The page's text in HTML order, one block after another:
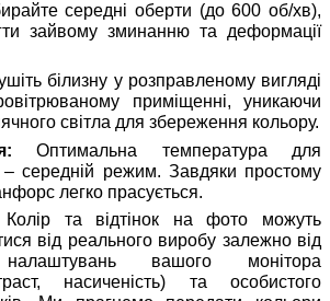
середні оберти (до 600 об/хв),
зайвому зминанню та деформації
білизну у розправленому вигляді
приміщенні, уникаючи
світла для збереження кольору.
Оптимальна температура для
– середній режим. Завдяки простому
легко прасується.
Колір та відтінок на фото можуть
від реального виробу залежно від
налаштувань вашого монітора
насиченість) та особистого